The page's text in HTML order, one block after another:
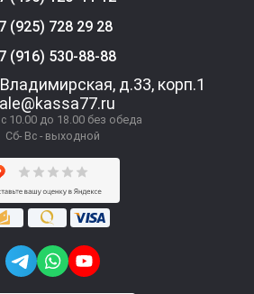
(925) 728 29 28
(916) 530-88-88
д.33, корп.1
10.00 до 18.00 без обеда
Сб- Вс - выходной